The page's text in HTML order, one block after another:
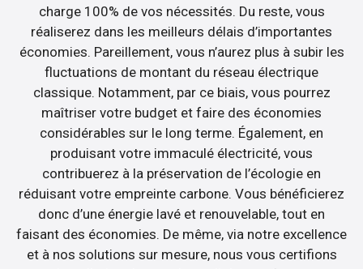
charge 100% de vos nécessités. Du reste, vous
réaliserez dans les meilleurs délais d’importantes
économies. Pareillement, vous n’aurez plus à subir les
fluctuations de montant du réseau électrique
classique. Notamment, par ce biais, vous pourrez
maîtriser votre budget et faire des économies
considérables sur le long terme. Également, en
produisant votre immaculé électricité, vous
contribuerez à la préservation de l’écologie en
réduisant votre empreinte carbone. Vous bénéficierez
donc d’une énergie lavé et renouvelable, tout en
faisant des économies. De même, via notre excellence
et à nos solutions sur mesure, nous vous certifions